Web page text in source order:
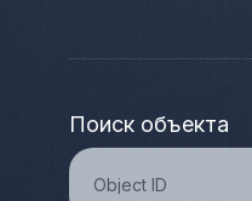
Поиск объекта